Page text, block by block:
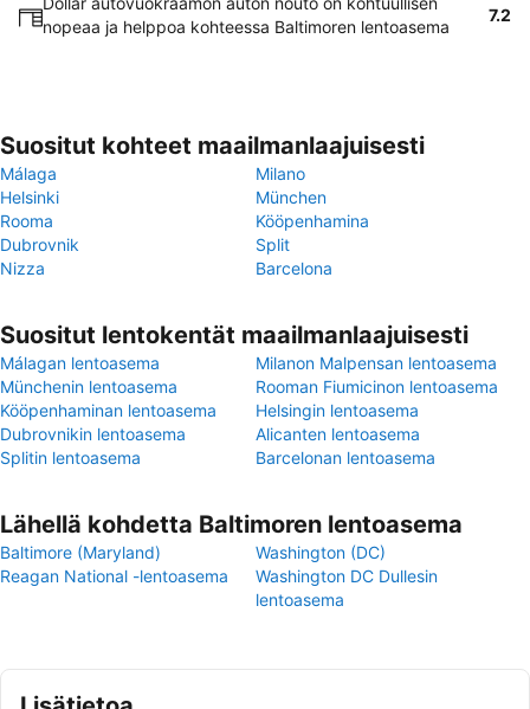
nopeaa ja helppoa kohteessa Baltimoren lentoasema
7.2
Suositut kohteet maailmanlaajuisesti
Málaga
Milano
Helsinki
München
Rooma
Kööpenhamina
Dubrovnik
Split
Nizza
Barcelona
Suositut lentokentät maailmanlaajuisesti
Málagan lentoasema
Milanon Malpensan lentoasema
Münchenin lentoasema
Rooman Fiumicinon lentoasema
Kööpenhaminan lentoasema
Helsingin lentoasema
Dubrovnikin lentoasema
Alicanten lentoasema
Splitin lentoasema
Barcelonan lentoasema
Lähellä kohdetta Baltimoren lentoasema
Baltimore (Maryland)
Washington (DC)
Reagan National -lentoasema
Washington DC Dullesin
lentoasema